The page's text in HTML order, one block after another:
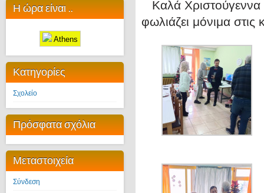
Η ώρα είναι ..
Athens
Κατηγορίες
Σχολείο
Πρόσφατα σχόλια
Μεταστοιχεία
Σύνδεση
Καλά Χριστούγεννα
φωλιάζει μόνιμα στις